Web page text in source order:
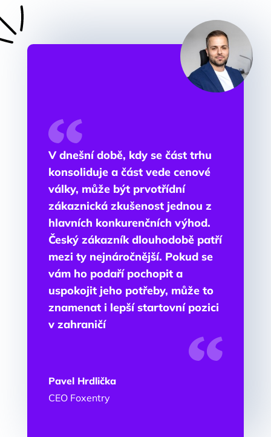
V dnešní době, kdy se část trhu
konsoliduje a část vede cenové
války, může být prvotřídní
zákaznická zkušenost jednou z
hlavních konkurenčních výhod.
Český zákazník dlouhodobě patří
mezi ty nejnáročnější. Pokud se
vám ho podaří pochopit a
uspokojit jeho potřeby, může to
znamenat i lepší startovní pozici
v zahraničí
Pavel Hrdlička
CEO Foxentry